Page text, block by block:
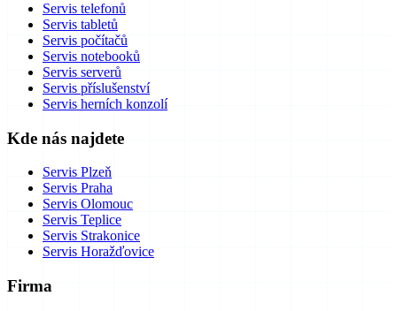
Servis telefonů
Servis tabletů
Servis počítačů
Servis notebooků
Servis serverů
Servis příslušenství
Servis herních konzolí
Kde nás najdete
Servis Plzeň
Servis Praha
Servis Olomouc
Servis Teplice
Servis Strakonice
Servis Horažďovice
Firma